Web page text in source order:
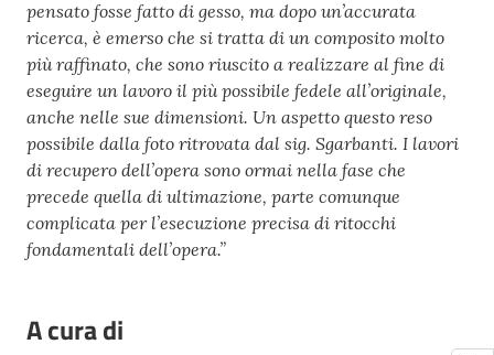
pensato fosse fatto di gesso, ma dopo un’accurata
ricerca, è emerso che si tratta di un composito molto
più raffinato, che sono riuscito a realizzare al fine di
eseguire un lavoro il più possibile fedele all’originale,
anche nelle sue dimensioni. Un aspetto questo reso
possibile dalla foto ritrovata dal sig. Sgarbanti. I lavori
di recupero dell’opera sono ormai nella fase che
precede quella di ultimazione, parte comunque
complicata per l’esecuzione precisa di ritocchi
fondamentali dell’opera.”
A cura di